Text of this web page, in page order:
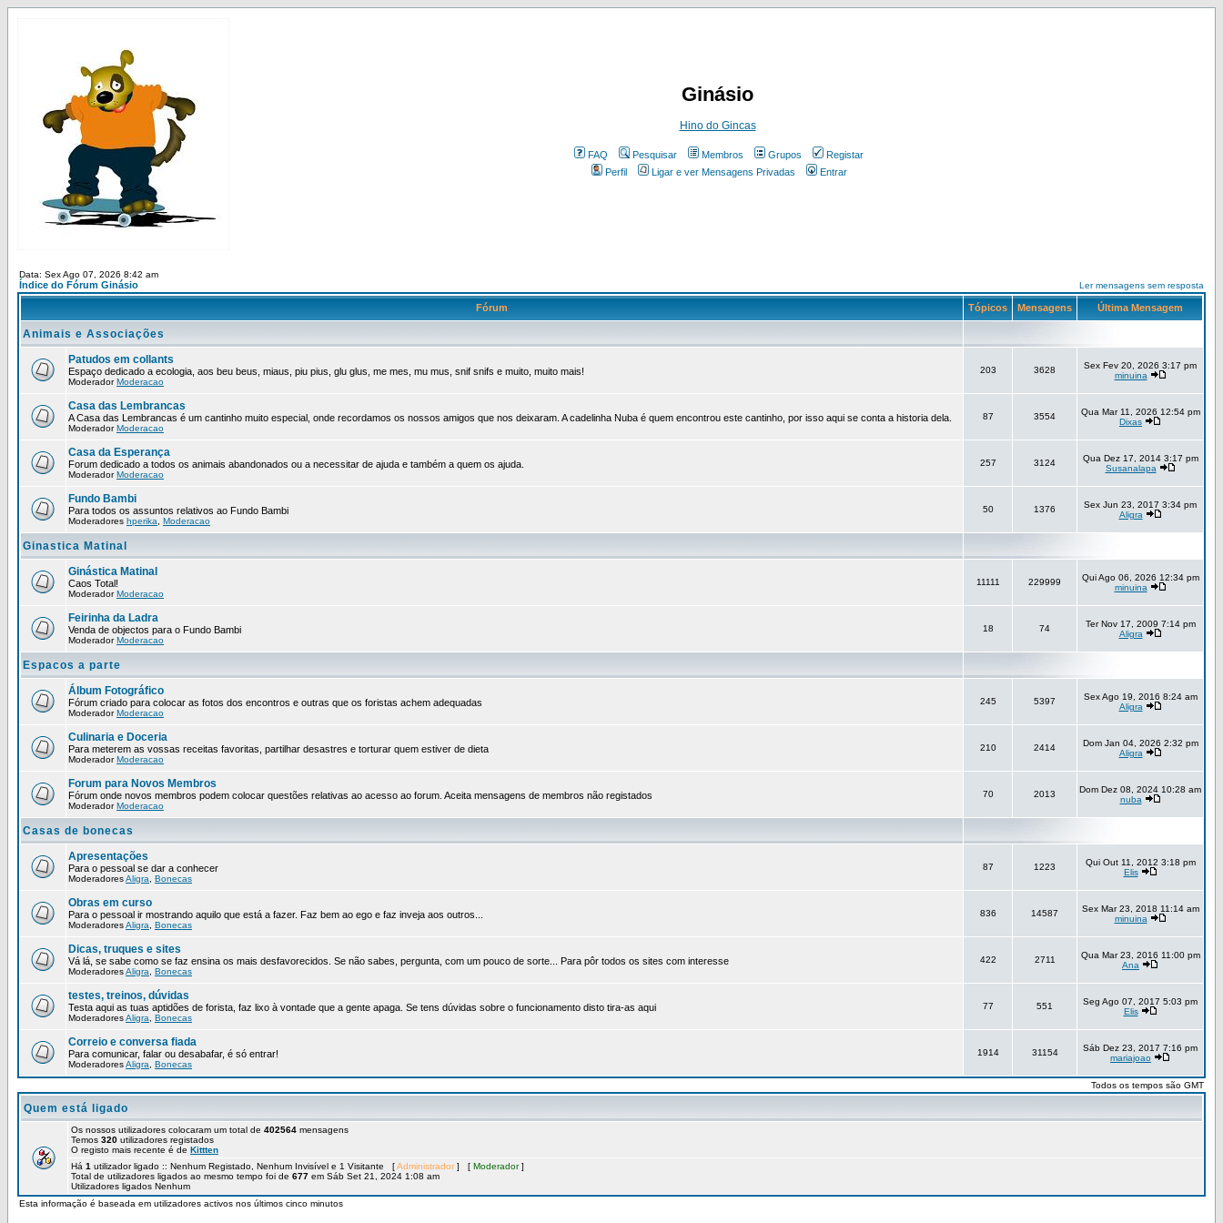
Ginásio
Hino do Gincas
FAQ Pesquisar Membros Grupos
Registar
Perfil
Ligar e ver Mensagens Privadas Entrar
Data: Sex Ago 07, 2026 8:42 am
Índice do Fórum Ginásio Ler mensagens sem resposta
Fórum Tópicos Mensagens Última Mensagem
Animais e Associações
Patudos em collants
Espaço dedicado a ecologia, aos beu beus, miaus, piu pius, glu glus, me mes, mu mus, snif snifs e muito, muito mais!
ModeradorModeracao
203 3628
Sex Fev 20, 2026 3:17 pm
minuina
Casa das Lembrancas
A Casa das Lembrancas é um cantinho muito especial, onde recordamos os nossos amigos que nos deixaram. A cadelinha Nuba é quem encontrou este cantinho, por isso aqui se conta a historia dela.
ModeradorModeracao
87 3554
Qua Mar 11, 2026 12:54 pm
Dixas
Casa da Esperança
Forum dedicado a todos os animais abandonados ou a necessitar de ajuda e também a quem os ajuda.
ModeradorModeracao
257 3124
Qua Dez 17, 2014 3:17 pm
Susanalapa
Fundo Bambi
Para todos os assuntos relativos ao Fundo Bambi
Moderadores hperika Moderacao
50 1376
Sex Jun 23, 2017 3:34 pm
Aligra
Ginastica Matinal
Ginástica Matinal
Caos Total!
ModeradorModeracao
11111 229999
Qui Ago 06, 2026 12:34 pm
minuina
Feirinha da Ladra
Venda de objectos para o Fundo Bambi
ModeradorModeracao
18 74
Ter Nov 17, 2009 7:14 pm
Aligra
Espacos a parte
Álbum Fotográfico
Fórum criado para colocar as fotos dos encontros e outras que os foristas achem adequadas
ModeradorModeracao
245 5397
Sex Ago 19, 2016 8:24 am
Aligra
Culinaria e Doceria
Para meterem as vossas receitas favoritas, partilhar desastres e torturar quem estiver de dieta
ModeradorModeracao
210 2414
Dom Jan 04, 2026 2:32 pm
Aligra
Forum para Novos Membros
Fórum onde novos membros podem colocar questões relativas ao acesso ao forum. Aceita mensagens de membros não registados
ModeradorModeracao
70 2013
Dom Dez 08, 2024 10:28 am
nuba
Casas de bonecas
Apresentações
Para o pessoal se dar a conhecer
ModeradoresAligra Bonecas
87 1223
Qui Out 11, 2012 3:18 pm
Elis
Obras em curso
Para o pessoal ir mostrando aquilo que está a fazer. Faz bem ao ego e faz inveja aos outros...
ModeradoresAligra Bonecas
836 14587
Sex Mar 23, 2018 11:14 am
minuina
Dicas, truques e sites
Vá lá, se sabe como se faz ensina os mais desfavorecidos. Se não sabes, pergunta, com um pouco de sorte... Para pôr todos os sites com interesse
ModeradoresAligra Bonecas
422 2711
Qua Mar 23, 2016 11:00 pm
Ana
testes, treinos, dúvidas
Testa aqui as tuas aptidões de forista, faz lixo à vontade que a gente apaga. Se tens dúvidas sobre o funcionamento disto tira-as aqui
ModeradoresAligra Bonecas
77 551
Seg Ago 07, 2017 5:03 pm
Elis
Correio e conversa fiada
Para comunicar, falar ou desabafar, é só entrar!
ModeradoresAligra Bonecas
1914 31154
Sáb Dez 23, 2017 7:16 pm
mariajoao
Todos os tempos são GMT
Quem está ligado
Os nossos utilizadores colocaram um total de 402564 mensagens
Temos 320 utilizadores registados
O registo mais recente é de Kittten
Há 1 utilizador ligado :: Nenhum Registado, Nenhum Invisível e 1 Visitante [Administrador ] [ Moderador]
Total de utilizadores ligados ao mesmo tempo foi de 677 em Sáb Set 21, 2024 1:08 am
Utilizadores ligados Nenhum
Esta informação é baseada em utilizadores activos nos últimos cinco minutos